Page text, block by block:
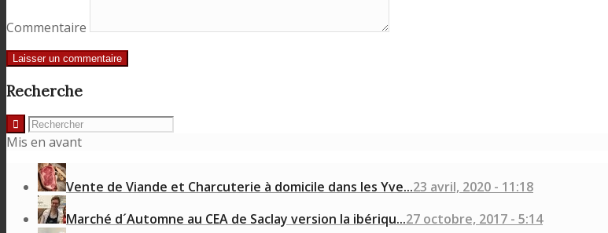
Commentaire
Recherche
Mis en avant
Vente de Viande et Charcuterie à domicile dans les Yve...23 avril, 2020 - 11:18
Marché d´Automne au CEA de Saclay version la ibériqu...27 octobre, 2017 - 5:14